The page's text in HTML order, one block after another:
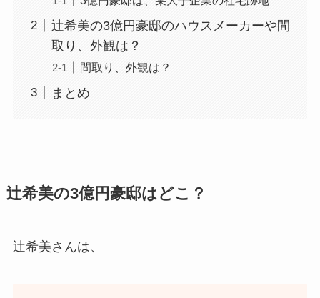
辻希美の3億円豪邸のハウスメーカーや間
取り、外観は？
間取り、外観は？
まとめ
辻希美の3億円豪邸はどこ？
辻希美さんは、